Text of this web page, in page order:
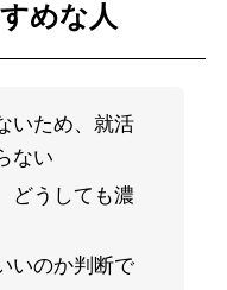
めな人
いため、就活
ない
どうしても濃
いのか判断で